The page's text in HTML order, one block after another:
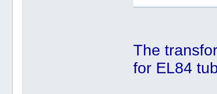
The
for EL84